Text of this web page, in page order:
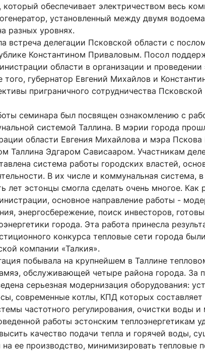
который обеспечивает электричеством весь
установленный между двумя
разных уровнях.
встреча делегации Псковской области с
Константином Приваловым. Посол
области в организации и проведении
губернатор Евгений Михайлов и
приграничного сотрудничества Псковской
семинара был посвящен ознакомлению с
системой Таллина. В мэрии города
области Евгения Михайлова и мэра
Таллина Эдгаром Сависааром. Участникам
система работы городских властей,
В их числе и коммунальная система,
лет эстонцы смогла сделать очень многое. Как
основное направление работы -
энергосбережение, поиск инвесторов,
города. Эта работа принесла
конкурса тепловые сети города
компании «Талкия».
побывала на крупнейшем в Таллине
обслуживающей четыре района города. За
серьезная модернизация оборудования:
современные котлы, КПД которых составляет
частотного регулирования, очистки воды и
работы эстонским теплоэнергетикам
качество подачи тепла и горячей воды,
на ее производство, минимизировать тепловые